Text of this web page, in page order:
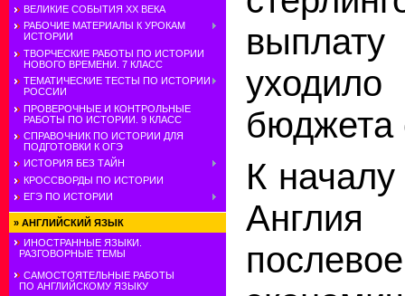
ВЕЛИКИЕ СОБЫТИЯ ХХ ВЕКА
РАБОЧИЕ МАТЕРИАЛЫ К УРОКАМ
ИСТОРИИ
ТВОРЧЕСКИЕ РАБОТЫ ПО ИСТОРИИ
НОВОГО ВРЕМЕНИ. 7 КЛАСС
ТЕМАТИЧЕСКИЕ ТЕСТЫ ПО ИСТОРИИ
РОССИИ
ПРОВЕРОЧНЫЕ И КОНТРОЛЬНЫЕ
РАБОТЫ ПО ИСТОРИИ. 9 КЛАСС
СПРАВОЧНИК ПО ИСТОРИИ ДЛЯ
ПОДГОТОВКИ К ОГЭ
ИСТОРИЯ БЕЗ ТАЙН
КРОССВОРДЫ ПО ИСТОРИИ
ЕГЭ ПО ИСТОРИИ
» АНГЛИЙСКИЙ ЯЗЫК
ИНОСТРАННЫЕ ЯЗЫКИ.
РАЗГОВОРНЫЕ ТЕМЫ
САМОСТОЯТЕЛЬНЫЕ РАБОТЫ
ПО АНГЛИЙСКОМУ ЯЗЫКУ
бюджета
К началу
Англия